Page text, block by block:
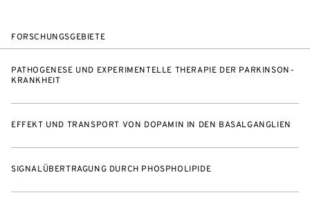
FORSCHUNGSGEBIETE
PATHOGENESE UND EXPERIMENTELLE THERAPIE DER PARKINSON-
KRANKHEIT
EFFEKT UND TRANSPORT VON DOPAMIN IN DEN BASALGANGLIEN
SIGNALÜBERTRAGUNG DURCH PHOSPHOLIPIDE